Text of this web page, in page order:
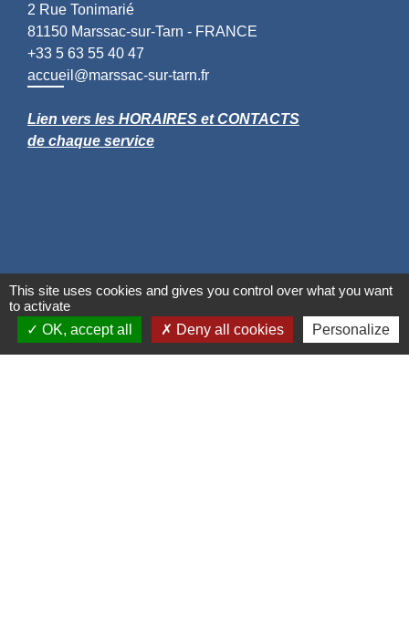
2 Rue Tonimarié
81150 Marssac-sur-Tarn - FRANCE
+33 5 63 55 40 47
accueil@marssac-sur-tarn.fr
Lien vers les HORAIRES et CONTACTS
de chaque service
This site uses cookies and gives you control over what you want
to activate
OK, accept all
Deny all cookies Personalize